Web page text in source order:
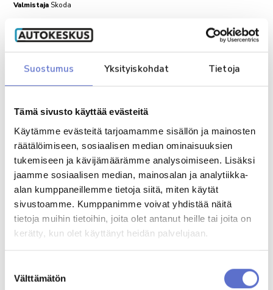
Suostumus Yksityiskohdat Tietoja
Tämä sivusto käyttää evästeitä
Käytämme evästeitä tarjoamamme sisällön ja mainosten
räätälöimiseen, sosiaalisen median ominaisuuksien
tukemiseen ja kävijämäärämme analysoimiseen. Lisäksi
jaamme sosiaalisen median, mainosalan ja analytiikka-
alan kumppaneillemme tietoja siitä, miten käytät
sivustoamme. Kumppanimme voivat yhdistää näitä
tietoja muihin tietoihin, joita olet antanut heille tai joita on
kerätty, kun olet käyttänyt heidän palvelujaan.
valinta
Välttämätön
Valmistaja Skoda
MalliFabia
Varausmaksun suoritettuasi saat siitä vielä erillisen vahvistuksen
Varausmaksu vähennetään lopullisesta kauppasummasta
Varsinainen kauppasopimus ja maksutapavalinnat tehdään
yhdessä myyjän kanssa
Jos päätätkin olla ostamatta autoa, varausmaksu palautetaan
Minulle saa lähettää markkinointiviestejä.
Lisätietoa
Olen tutustunutrekisteriselosteeseen*
Varausmaksu suoritetaan Paytrail-palvelulla
luottolaitosten kanssa. Paytrail Oyj näkyy maksun saajana tiliotteella tai
korttilaskulla ja välittää maksun kauppiaalle. Paytrail Oyj:llä on